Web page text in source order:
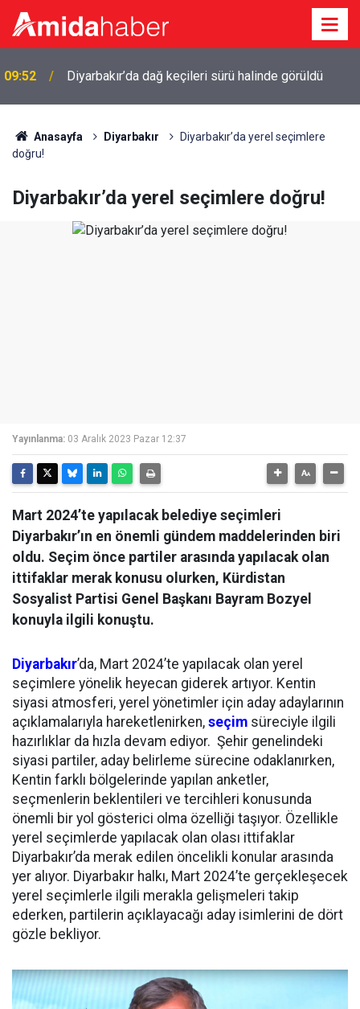
09:52 Diyarbakır’da dağ keçileri sürü halinde görüldü
09:43
çarptı
Anasayfa Diyarbakır
Diyarbakır’da yerel seçimlere
doğru!
Diyarbakır’da yerel seçimlere doğru!
Yayınlanma: 03 Aralık 2023 Pazar 12:37
Mart 2024’te yapılacak belediye seçimleri
Diyarbakır’ın en önemli gündem maddelerinden biri
oldu. Seçim önce partiler arasında yapılacak olan
ittifaklar merak konusu olurken, Kürdistan
Sosyalist Partisi Genel Başkanı Bayram Bozyel
konuyla ilgili konuştu.
Diyarbakır’da, Mart 2024’te yapılacak olan yerel
seçimlere yönelik heyecan giderek artıyor. Kentin
siyasi atmosferi, yerel yönetimler için aday adaylarının
açıklamalarıyla hareketlenirken, seçim süreciyle ilgili
hazırlıklar da hızla devam ediyor. Şehir genelindeki
siyasi partiler, aday belirleme sürecine odaklanırken,
Kentin farklı bölgelerinde yapılan anketler,
seçmenlerin beklentileri ve tercihleri konusunda
önemli bir yol gösterici olma özelliği taşıyor. Özellikle
yerel seçimlerde yapılacak olan olası ittifaklar
Diyarbakır’da merak edilen öncelikli konular arasında
yer alıyor. Diyarbakır halkı, Mart 2024’te gerçekleşecek
yerel seçimlerle ilgili merakla gelişmeleri takip
ederken, partilerin açıklayacağı aday isimlerini de dört
gözle bekliyor.